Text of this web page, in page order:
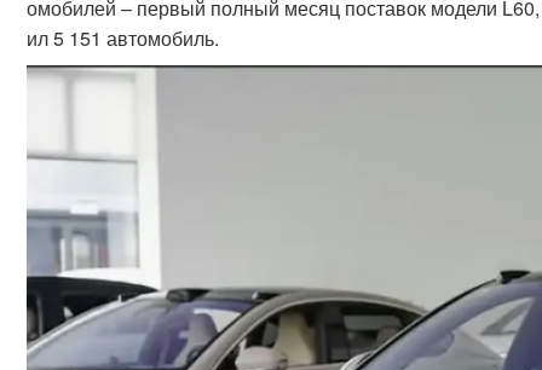
омобилей – первый полный месяц поставок модели L60,
ил 5 151 автомобиль.